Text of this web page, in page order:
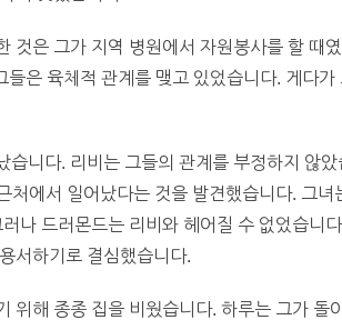
것은 그가 지역 병원에서 자원봉사를 할 때
들은 육체적 관계를 맺고 있었습니다. 게다
습니다. 리비는 그들의 관계를 부정하지 않
처에서 일어났다는 것을 발견했습니다. 그
나 드러몬드는 리비와 헤어질 수 없었습니
서하기로 결심했습니다.
위해 종종 집을 비웠습니다. 하루는 그가